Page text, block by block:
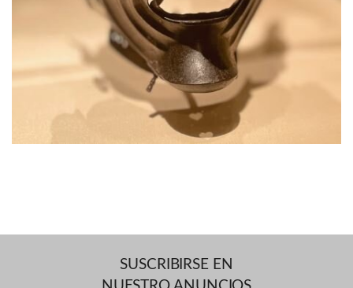
SUSCRIBIRSE EN